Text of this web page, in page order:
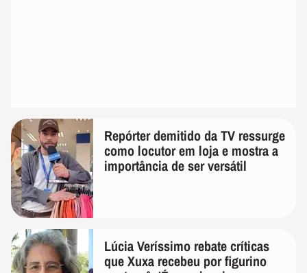
Repórter demitido da TV ressurge
como locutor em loja e mostra a
importância de ser versátil
Lúcia Veríssimo rebate críticas
que Xuxa recebeu por figurino